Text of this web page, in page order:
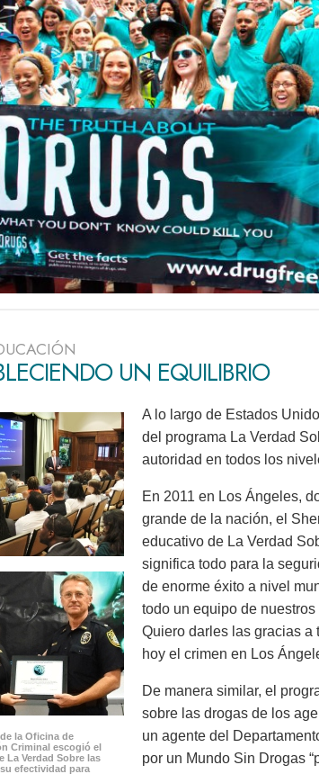
UN EQUILIBRIO
la Oficina de
Criminal escogió el
La Verdad Sobre las
efectividad para
A lo largo de Estados
del programa La Verdad
autoridad en todos los
En 2011 en Los Ángeles,
grande de la nación, el
educativo de La Verdad
significa todo para la
de enorme éxito a nivel
todo un equipo de
Quiero darles las gracias a
hoy el crimen en Los
De manera similar, el
sobre las drogas de los
un agente del
por un Mundo Sin Drogas